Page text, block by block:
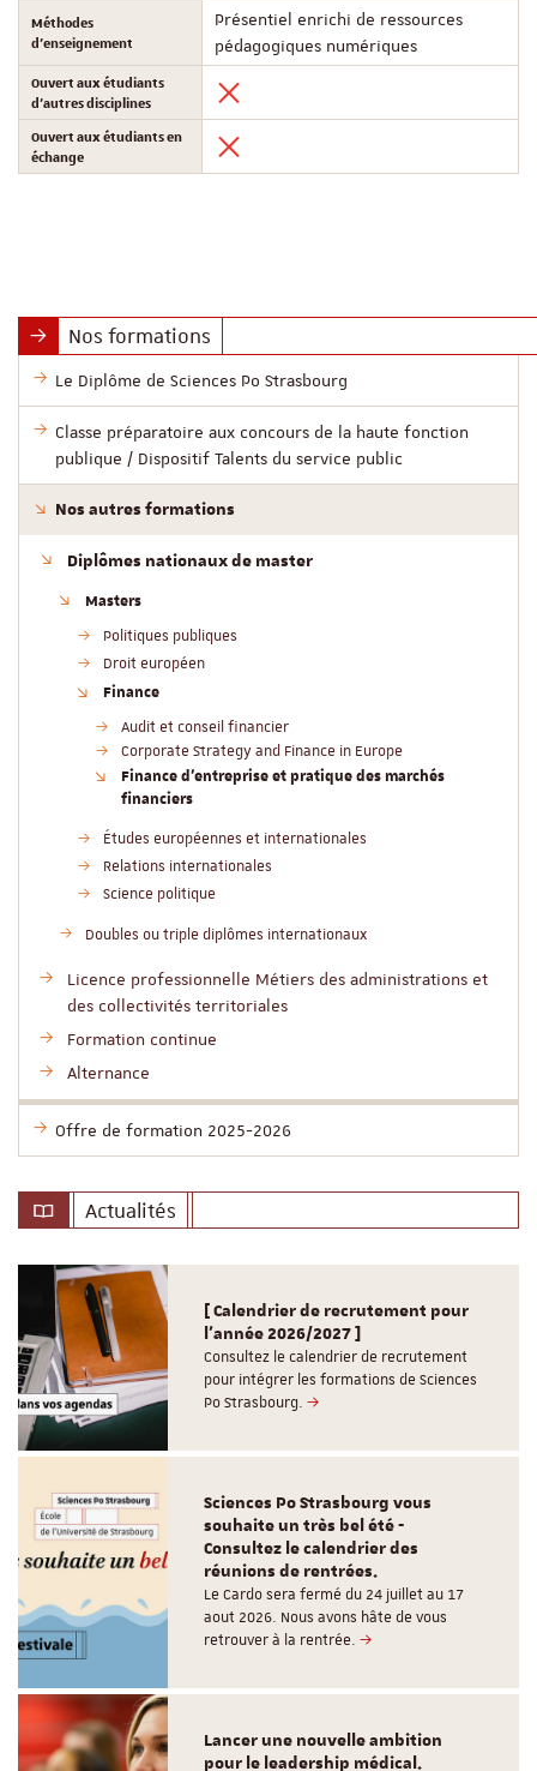
Méthodes
d'enseignement
Présentiel enrichi de ressources
pédagogiques numériques
Ouvert aux étudiants
d'autres disciplines
Ouvert aux étudiants en
échange
Nos formations
Le Diplôme de Sciences Po Strasbourg
Classe préparatoire aux concours de la haute fonction
publique / Dispositif Talents du service public
Nos autres formations
Diplômes nationaux de master
Masters
Politiques publiques
Droit européen
Finance
Audit et conseil financier
Corporate Strategy and Finance in Europe
Finance d'entreprise et pratique des marchés
financiers
Études européennes et internationales
Relations internationales
Science politique
Doubles ou triple diplômes internationaux
Licence professionnelle Métiers des administrations et
des collectivités territoriales
Formation continue
Alternance
Offre de formation 2025-2026
Actualités
[ Calendrier de recrutement pour
l'année 2026/2027 ]
Consultez le calendrier de recrutement
pour intégrer les formations de Sciences
Po Strasbourg.
Sciences Po Strasbourg vous
souhaite un très bel été -
Consultez le calendrier des
réunions de rentrées.
Le Cardo sera fermé du 24 juillet au 17
aout 2026. Nous avons hâte de vous
retrouver à la rentrée.
Lancer une nouvelle ambition
pour le leadership médical.